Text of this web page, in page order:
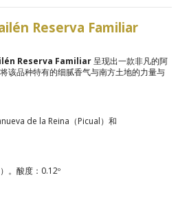
Reserva Familiar
Reserva Familiar 呈现出一款非凡的阿
该品种特有的细腻香气与南方土地的力量与
de la Reina（Picual）和
。酸度：0.12º